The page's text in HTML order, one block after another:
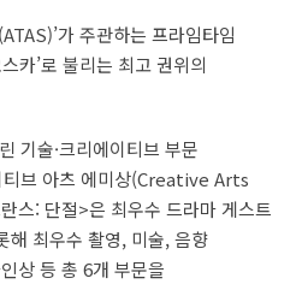
가 주관하는 프라임타임
카’로 불리는 최고 권위의
기술·크리에이티브 부문
티브 아츠 에미상(Creative Arts
스: 단절>은 최우수 드라마 게스트
해 최우수 촬영, 미술, 음향
상 등 총 6개 부문을